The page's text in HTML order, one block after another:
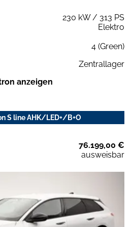
230 kW / 313 PS
Elektro
4 (Green)
Zentrallager
anzeigen
S line AHK/LED+/B+O
76.199,00 €
ausweisbar